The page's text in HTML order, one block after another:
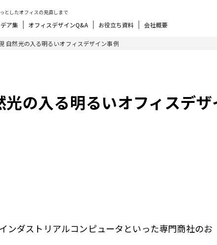
としたオフィスの見直しまで
ア集 オフィスデザインQ&A お役立ち資料 会社概要
自然光の入る明るいオフィスデザイン事例
の入る明るいオフィスデザ
ンダストリアルコンピュータといった専門商社のお